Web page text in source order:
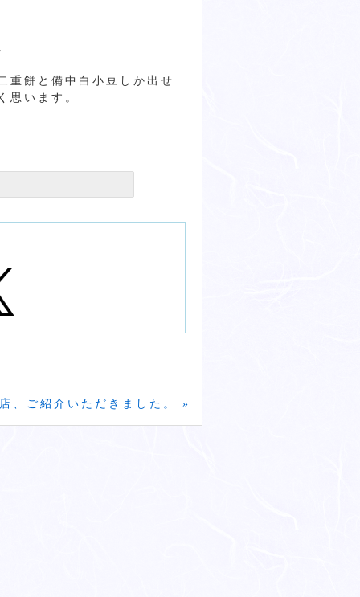
重餅と備中白小豆しか出せ
思います。
、ご紹介いただきました。 »